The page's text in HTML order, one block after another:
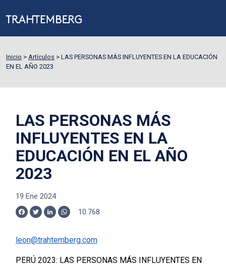
Inicio > Artículos > LAS PERSONAS MÁS INFLUYENTES EN LA EDUCACIÓN
EN EL AÑO 2023
LAS PERSONAS MÁS
INFLUYENTES EN LA
EDUCACIÓN EN EL AÑO
2023
19 Ene 2024
Facebook
TwitterLinkedInWhatsApp
10.768
leon@trahtemberg.com
PERÚ 2023: LAS PERSONAS MÁS INFLUYENTES EN